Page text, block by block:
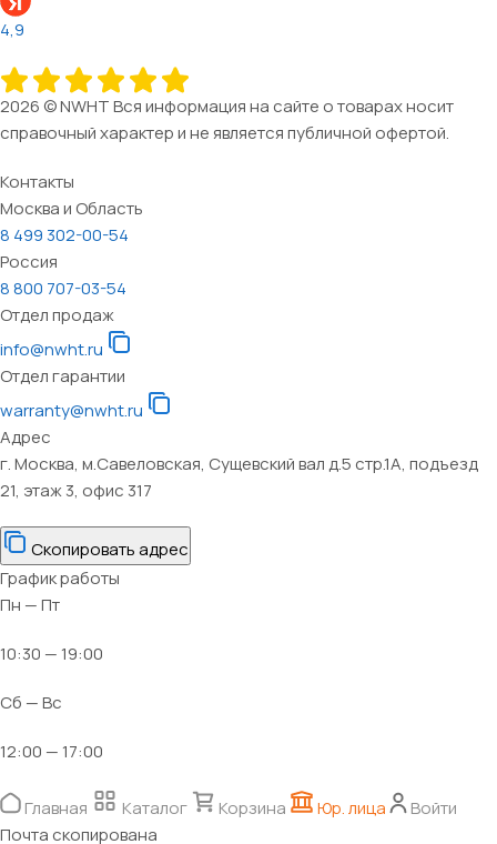
4,9
2026 © NWHT Вся информация на сайте о товарах носит
справочный характер и не является публичной офертой.
Контакты
Москва и Область
8 499 302-00-54
Россия
8 800 707-03-54
Отдел продаж
info@nwht.ru
Отдел гарантии
warranty@nwht.ru
Адрес
г. Москва, м.Савеловская, Сущевский вал д.5 стр.1А, подъезд
21, этаж 3, офис 317
Скопировать адрес
График работы
Пн — Пт
10:30 — 19:00
Сб — Вс
12:00 — 17:00
Главная Каталог Корзина Юр. лица
Войти
Почта скопирована